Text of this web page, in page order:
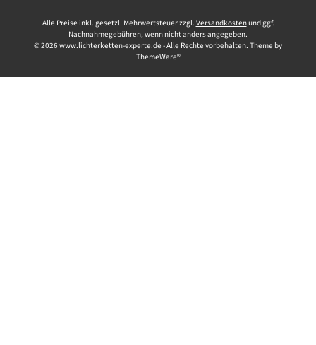
Alle Preise inkl. gesetzl. Mehrwertsteuer zzgl. Versandkostenund ggf.
Nachnahmegebühren, wenn nicht anders angegeben.
© 2026 www.lichterketten-experte.de - Alle Rechte vorbehalten. Theme by
ThemeWare®